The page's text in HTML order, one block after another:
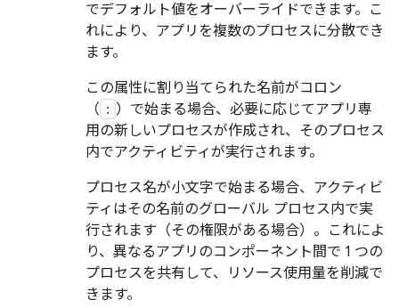
でデフォルト値をオーバーライドできます。こ
れにより、アプリを複数のプロセスに分散でき
ます。
この属性に割り当てられた名前がコロン
（ : ）で始まる場合、必要に応じてアプリ専
用の新しいプロセスが作成され、そのプロセス
内でアクティビティが実行されます。
プロセス名が小文字で始まる場合、アクティビ
ティはその名前のグローバル プロセス内で実
行されます（その権限がある場合）。これによ
り、異なるアプリのコンポーネント間で 1 つの
プロセスを共有して、リソース使用量を削減で
きます。